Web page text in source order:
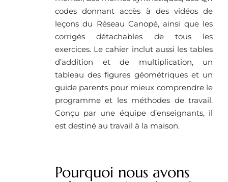
codes donnant accès à des vidéos de
leçons du Réseau Canopé, ainsi que les
corrigés détachables de tous les
exercices. Le cahier inclut aussi les tables
d’addition et de multiplication, un
tableau des figures géométriques et un
guide parents pour mieux comprendre le
programme et les méthodes de travail.
Conçu par une équipe d’enseignants, il
est destiné au travail à la maison.
Pourquoi nous avons